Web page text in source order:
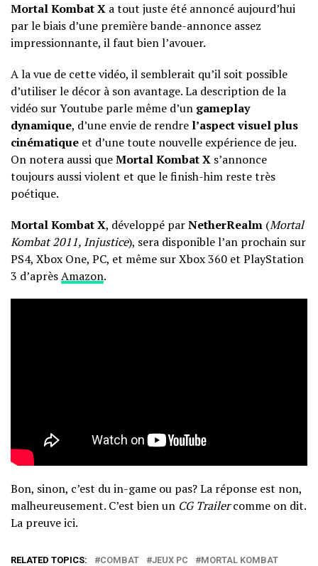
Mortal Kombat X a tout juste été annoncé aujourd’hui
par le biais d’une première bande-annonce assez
impressionnante, il faut bien l’avouer.
A la vue de cette vidéo, il semblerait qu’il soit possible
d’utiliser le décor à son avantage. La description de la
vidéo sur Youtube parle même d’un gameplay
dynamique, d’une envie de rendre l’aspect visuel plus
cinématique et d’une toute nouvelle expérience de jeu.
On notera aussi queMortal Kombat X s’annonce
toujours aussi violent et que le finish-him reste très
poétique.
Mortal Kombat X, développé parNetherRealm (Mortal
Kombat 2011, Injustice), sera disponible l’an prochain sur
PS4, Xbox One, PC, et même sur Xbox 360 et PlayStation
3 d’aprèsAmazon.
Bon, sinon, c’est du in-game ou pas? La réponse est non,
malheureusement. C’est bien un CG Trailercomme on dit.
La preuve ici.
RELATED TOPICS: COMBAT JEUX PC MORTAL KOMBAT